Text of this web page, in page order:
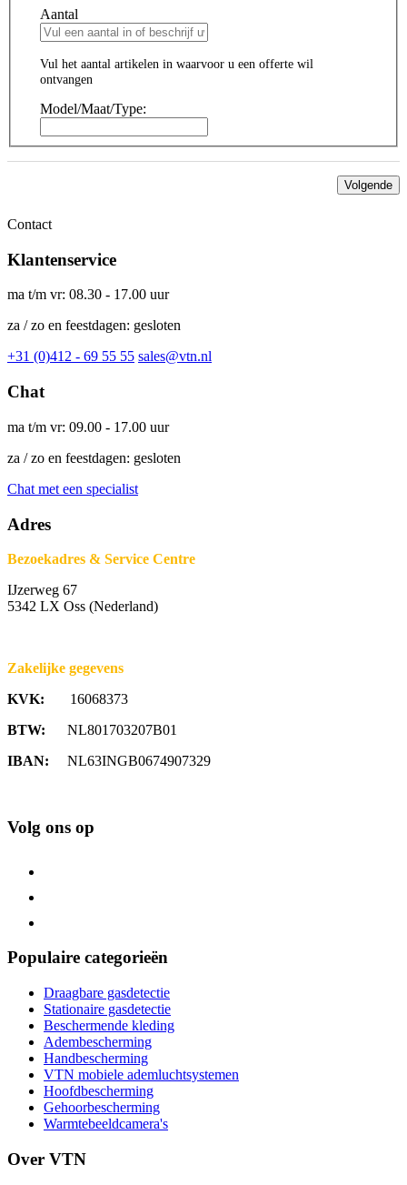
Aantal
Vul het aantal artikelen in waarvoor u een offerte wil
ontvangen
Model/Maat/Type:
Volgende
Contact
Klantenservice
ma t/m vr: 08.30 - 17.00 uur
za / zo en feestdagen: gesloten
+31 (0)412 - 69 55 55 sales@vtn.nl
Chat
ma t/m vr: 09.00 - 17.00 uur
za / zo en feestdagen: gesloten
Chat met een specialist
Adres
Bezoekadres & Service Centre
IJzerweg 67
5342 LX Oss (Nederland)
Zakelijke gegevens
KVK: 16068373
BTW: NL801703207B01
IBAN: NL63INGB0674907329
Volg ons op
Populaire categorieën
Draagbare gasdetectie
Stationaire gasdetectie
Beschermende kleding
Adembescherming
Handbescherming
VTN mobiele ademluchtsystemen
Hoofdbescherming
Gehoorbescherming
Warmtebeeldcamera's
Over VTN